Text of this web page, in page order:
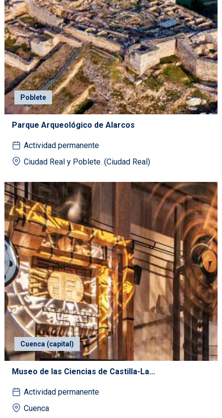
Poblete
Parque Arqueológico de Alarcos
Actividad permanente
Ciudad Real y Poblete. (Ciudad Real)
Cuenca (capital)
Museo de las Ciencias de Castilla-La...
Actividad permanente
Cuenca